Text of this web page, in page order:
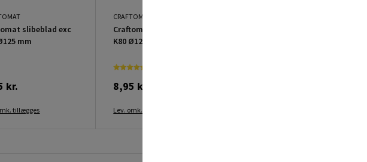
slibeblad exc
mm
kr.
tillægges
CRAFTOMAT
Craftomat slibeblad exc
K80 Ø125 mm
8,95 kr.
Lev. omk. tillægges